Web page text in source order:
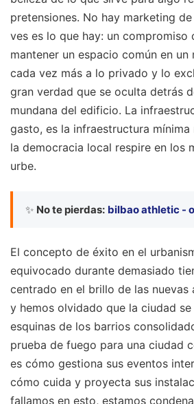
pretensiones. No hay marketing
ves es lo que hay: un
mantener un espacio común en
cada vez más a lo privado y lo
gran verdad que se oculta detrás
mundana del edificio. La
gasto, es la infraestructura mínima
la democracia local respire en los
urbe.
✨ No te pierdas: bilbao athletic -
El concepto de éxito en el
equivocado durante demasiado
centrado en el brillo de las nuevas
y hemos olvidado que la ciudad
esquinas de los barrios
prueba de fuego para una ciudad
es cómo gestiona sus eventos
cómo cuida y proyecta sus
fallamos en esto, estamos